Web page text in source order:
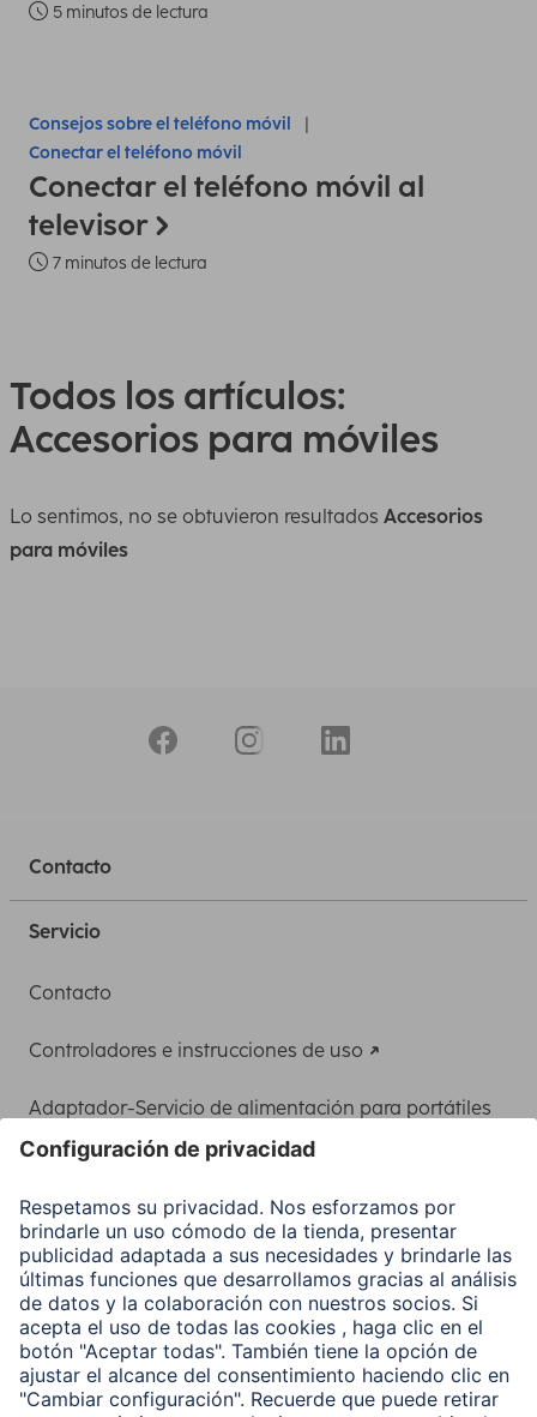
5 minutos de lectura
Consejos sobre el teléfono móvil
Conectar el teléfono móvil
Conectar el teléfono móvil al
televisor
7 minutos de lectura
Todos los artículos:
Accesorios para móviles
Lo sentimos, no se obtuvieron resultados Accesorios
para móviles
Contacto
Servicio
Contacto
Controladores e instrucciones de uso
Adaptador-Servicio de alimentación para portátiles
Clientes online
Conviértete en distribuidor
Compañía